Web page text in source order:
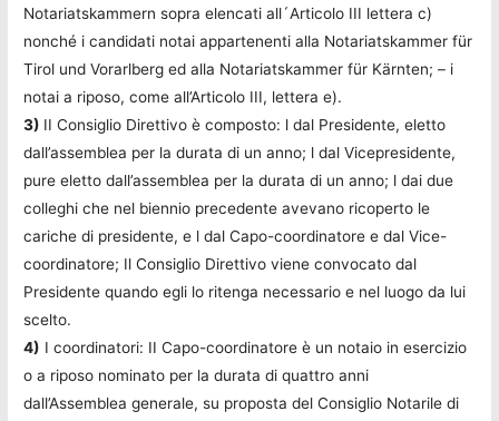
Notariatskammern sopra elencati all´Articolo III lettera c)
nonché i candidati notai appartenenti alla Notariatskammer für
Tirol und Vorarlberg ed alla Notariatskammer für Kärnten; – i
notai a riposo, come all’Articolo III, lettera e).
3) II Consiglio Direttivo è composto: l dal Presidente, eletto
dall’assemblea per la durata di un anno; l dal Vicepresidente,
pure eletto dall’assemblea per la durata di un anno; l dai due
colleghi che nel biennio precedente avevano ricoperto le
cariche di presidente, e l dal Capo-coordinatore e dal Vice-
coordinatore; Il Consiglio Direttivo viene convocato dal
Presidente quando egli lo ritenga necessario e nel luogo da lui
scelto.
4) I coordinatori: II Capo-coordinatore è un notaio in esercizio
o a riposo nominato per la durata di quattro anni
dall’Assemblea generale, su proposta del Consiglio Notarile di